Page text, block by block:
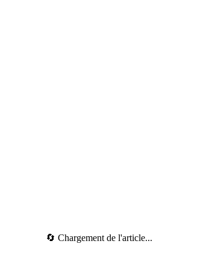
🔄 Chargement de l'article...